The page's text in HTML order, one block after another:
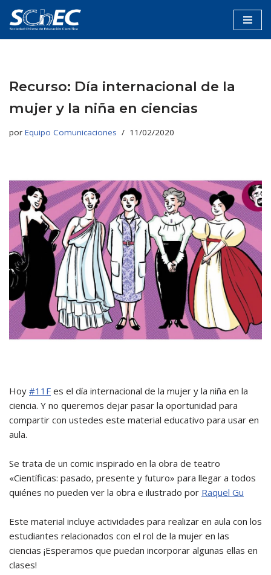
Saltar
Recurso: Día internacional de la
mujer y la niña en ciencias
por Equipo Comunicaciones 11/02/2020
Hoy #11F es el día internacional de la mujer y la niña en la
ciencia. Y no queremos dejar pasar la oportunidad para
compartir con ustedes este material educativo para usar en
aula. ⁣
Se trata de un comic inspirado en la obra de teatro
«Científicas: pasado, presente y futuro» para llegar a todos
quiénes no pueden ver la obra e ilustrado por Raquel Gu
Este material incluye actividades para realizar en aula con los
estudiantes relacionados con el rol de la mujer en las
ciencias ¡Esperamos que puedan incorporar algunas ellas en
clases!⁣